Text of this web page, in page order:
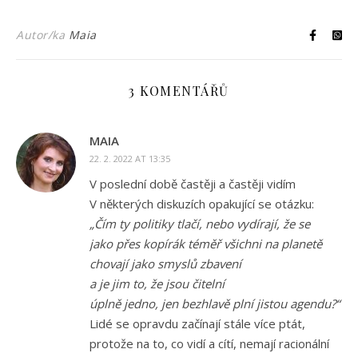
Autor/ka Maia
3 KOMENTÁŘŮ
MAIA
22. 2. 2022 AT 13:35
V poslední době častěji a častěji vidím
V některých diskuzích opakující se otázku:
„Čím ty politiky tlačí, nebo vydírají, že se
jako přes kopírák téměř všichni na planetě
chovají jako smyslů zbavení
a je jim to, že jsou čitelní
úplně jedno, jen bezhlavě plní jistou agendu?“
Lidé se opravdu začínají stále více ptát,
protože na to, co vidí a cítí, nemají racionální